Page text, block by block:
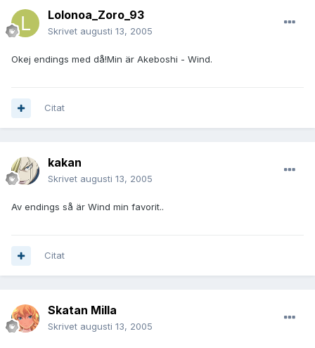
Lolonoa_Zoro_93
Skrivet augusti 13, 2005
Okej endings med då!Min är Akeboshi - Wind.
Citat
kakan
Skrivet augusti 13, 2005
Av endings så är Wind min favorit..
Citat
Skatan Milla
Skrivet augusti 13, 2005